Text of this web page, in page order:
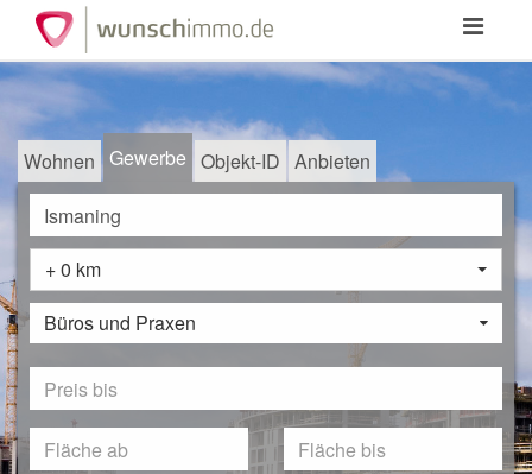
Toggle
Wohnen Gewerbe Objekt-ID Anbieten
+ 0 km
Büros und Praxen